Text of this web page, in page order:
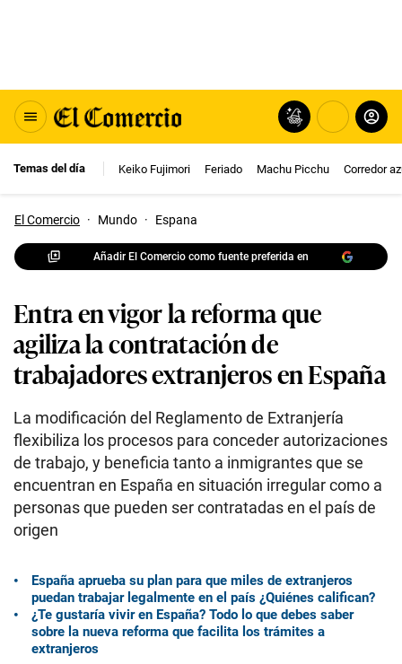
Temas del día Keiko Fujimori Feriado Machu Picchu Corredor
El Comercio · Mundo · Espana
Añadir El Comercio como fuente preferida en
Entra en vigor la reforma que
agiliza la contratación de
trabajadores extranjeros en España
La modificación del Reglamento de Extranjería
flexibiliza los procesos para conceder autorizaciones
de trabajo, y beneficia tanto a inmigrantes que se
encuentran en España en situación irregular como a
personas que pueden ser contratadas en el país de
origen
España aprueba su plan para que miles de extranjeros
puedan trabajar legalmente en el país ¿Quiénes califican?
¿Te gustaría vivir en España? Todo lo que debes saber
sobre la nueva reforma que facilita los trámites a
extranjeros